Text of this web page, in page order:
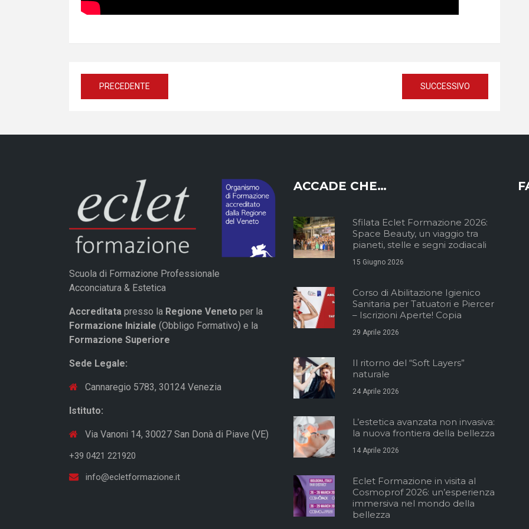
Navigazione
articoli
PRECEDENTE SUCCESSIVO
Scuola di Formazione Professionale
Acconciatura & Estetica
Accreditata presso la Regione Veneto per la
Formazione Iniziale (Obbligo Formativo) e la
Formazione Superiore
Sede Legale:
Cannaregio 5783, 30124 Venezia
Istituto:
Via Vanoni 14, 30027 San Donà di Piave (VE)
+39 0421 221920
info@ecletformazione.it
ACCADE CHE…
Sfilata Eclet Formazione 2026:
Space Beauty, un viaggio tra
pianeti, stelle e segni zodiacali
15 Giugno 2026
Corso di Abilitazione Igienico
Sanitaria per Tatuatori e Piercer
– Iscrizioni Aperte! Copia
29 Aprile 2026
Il ritorno del “Soft Layers”
naturale
24 Aprile 2026
L’estetica avanzata non invasiva:
la nuova frontiera della bellezza
14 Aprile 2026
Eclet Formazione in visita al
Cosmoprof 2026: un’esperienza
immersiva nel mondo della
bellezza